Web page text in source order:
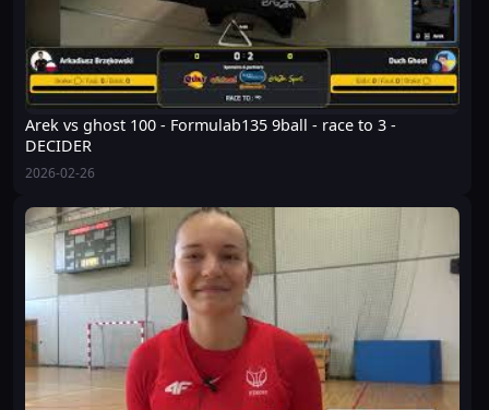
Arek vs ghost 100 - Formulab135 9ball - race to 3 -
DECIDER
2026-02-26